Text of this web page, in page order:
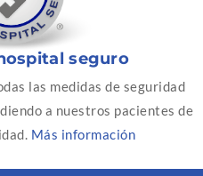
seguro
las medidas de seguridad
a nuestros pacientes de
Más información